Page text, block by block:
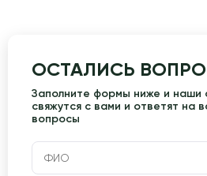
ОСТАЛИСЬ
Заполните формы ниже и наши
свяжутся с вами и ответят на
вопросы